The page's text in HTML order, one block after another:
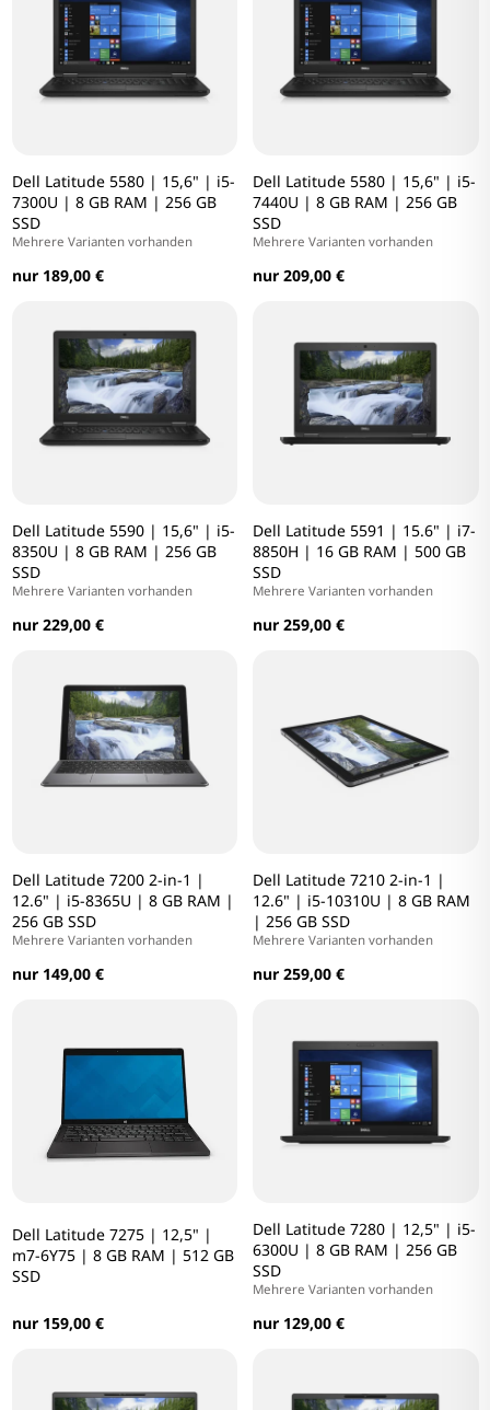
Dell Latitude 5580 | 15,6" | i5-
7300U | 8 GB RAM | 256 GB
SSD
Mehrere Varianten vorhanden
nur 189,00 €
Dell Latitude 5580 | 15,6" | i5-
7440U | 8 GB RAM | 256 GB
SSD
Mehrere Varianten vorhanden
nur 209,00 €
Dell Latitude 5590 | 15,6" | i5-
8350U | 8 GB RAM | 256 GB
SSD
Mehrere Varianten vorhanden
nur 229,00 €
Dell Latitude 5591 | 15.6" | i7-
8850H | 16 GB RAM | 500 GB
SSD
Mehrere Varianten vorhanden
nur 259,00 €
Dell Latitude 7200 2-in-1 |
12.6" | i5-8365U | 8 GB RAM |
256 GB SSD
Mehrere Varianten vorhanden
nur 149,00 €
Dell Latitude 7210 2-in-1 |
12.6" | i5-10310U | 8 GB RAM
| 256 GB SSD
Mehrere Varianten vorhanden
nur 259,00 €
Dell Latitude 7275 | 12,5" |
m7-6Y75 | 8 GB RAM | 512 GB
SSD
nur 159,00 €
Dell Latitude 7280 | 12,5" | i5-
6300U | 8 GB RAM | 256 GB
SSD
Mehrere Varianten vorhanden
nur 129,00 €